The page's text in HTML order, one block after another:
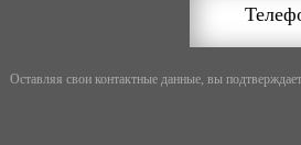
Оставляя свои контактные данные, вы